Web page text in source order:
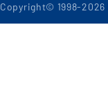
Copyright© 1998-2026